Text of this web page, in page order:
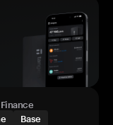
Base